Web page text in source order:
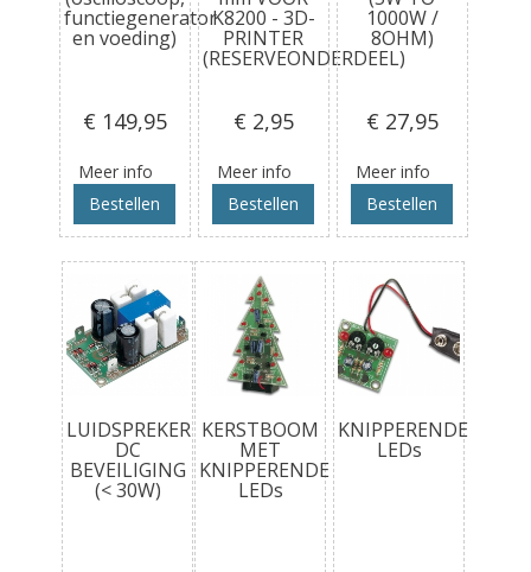
functiegenerator
en voeding)
€ 149,95
Meer info
Bestellen
K8200 - 3D-
PRINTER
(RESERVEONDERDEEL)
€ 2,95
Meer info
Bestellen
1000W /
8OHM)
€ 27,95
Meer info
Bestellen
LUIDSPREKER
DC
BEVEILIGING
(< 30W)
KERSTBOOM
MET
KNIPPERENDE
LEDs
KNIPPERENDE
LEDs